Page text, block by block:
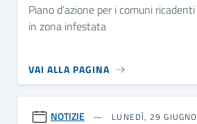
Piano d’azione per i comuni ricadenti
in zona infestata
VAI ALLA PAGINA
NOTIZIE
LUNEDÌ, 29 GIUGNO